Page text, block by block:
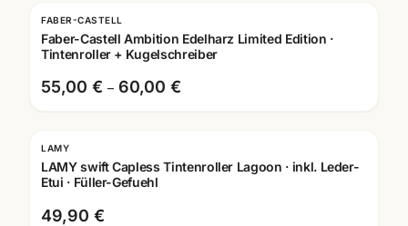
FABER-CASTELL
Faber-Castell Ambition Edelharz Limited Edition ·
Tintenroller + Kugelschreiber
55,00 € – 60,00 €
Gravur
LAMY
LAMY swift Capless Tintenroller Lagoon · inkl. Leder-
Etui · Füller-Gefuehl
49,90 €